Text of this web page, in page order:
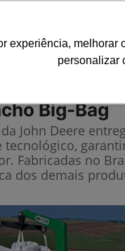
experiência,
personalizar
Big-Bag
John Deere
Fabricadas no
dos demais